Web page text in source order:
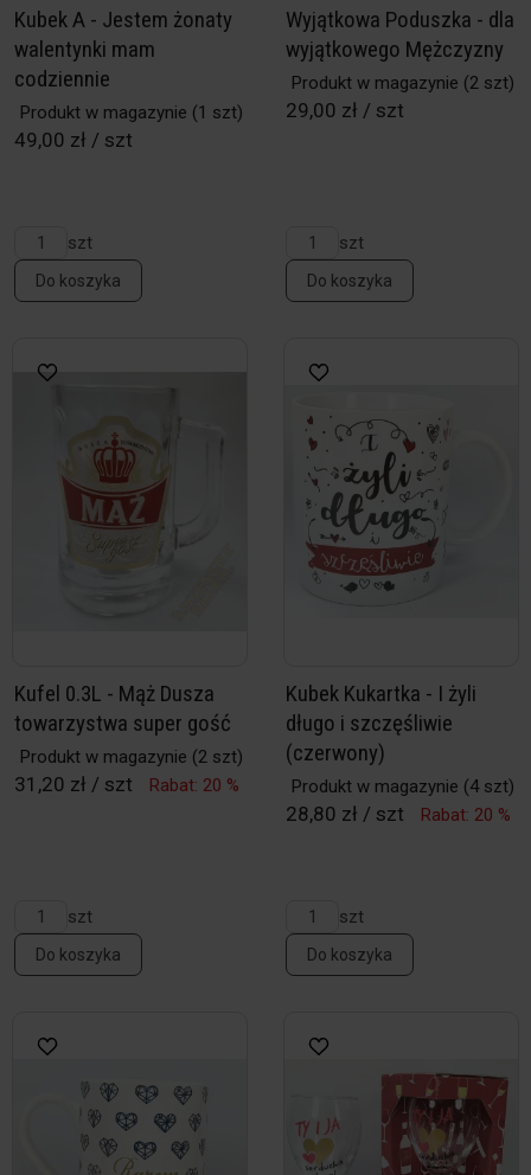
Kubek A - Jestem żonaty
walentynki mam
codziennie
Produkt w magazynie (1 szt)
49,00 zł / szt
szt
Do koszyka
Wyjątkowa Poduszka - dla
wyjątkowego Mężczyzny
Produkt w magazynie (2 szt)
29,00 zł / szt
szt
Do koszyka
Kufel 0.3L - Mąż Dusza
towarzystwa super gość
Produkt w magazynie (2 szt)
31,20 zł / szt Rabat: 20 %
szt
Do koszyka
Kubek Kukartka - I żyli
długo i szczęśliwie
(czerwony)
Produkt w magazynie (4 szt)
28,80 zł / szt Rabat: 20 %
szt
Do koszyka